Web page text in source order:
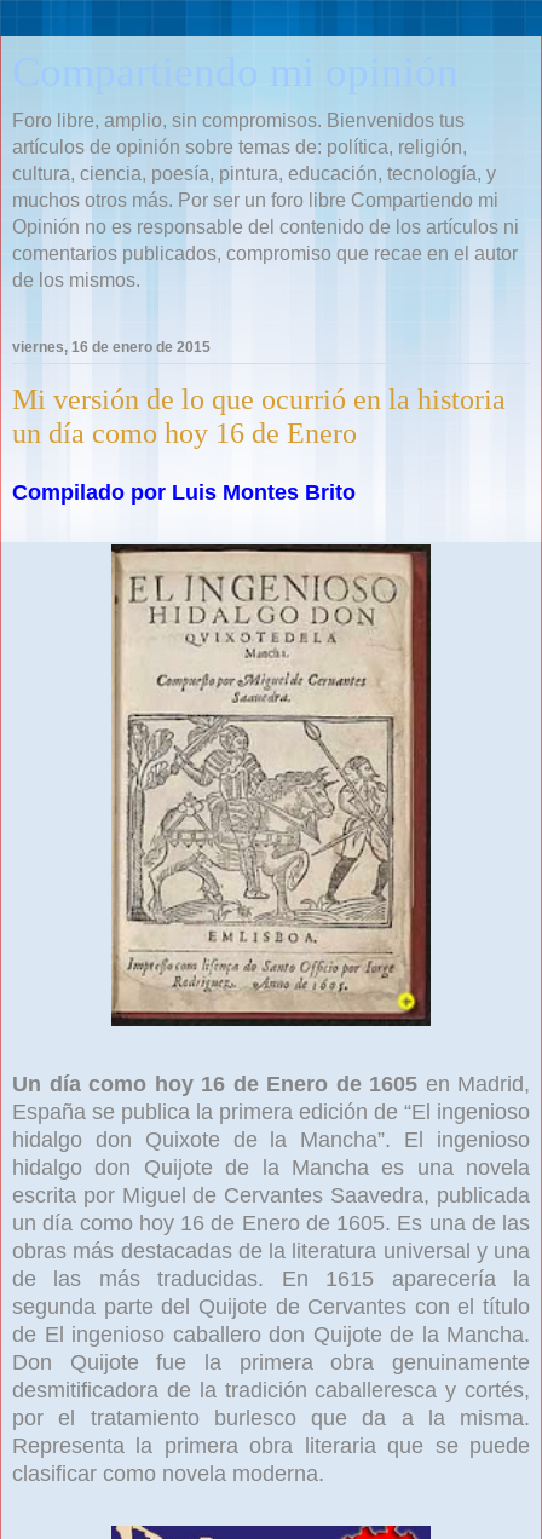
Compartiendo mi opinión
Foro libre, amplio, sin compromisos. Bienvenidos tus
artículos de opinión sobre temas de: política, religión,
cultura, ciencia, poesía, pintura, educación, tecnología, y
muchos otros más. Por ser un foro libre Compartiendo mi
Opinión no es responsable del contenido de los artículos ni
comentarios publicados, compromiso que recae en el autor
de los mismos.
viernes, 16 de enero de 2015
Mi versión de lo que ocurrió en la historia
un día como hoy 16 de Enero
Compilado por Luis Montes Brito
Un día como hoy 16 de Enero de 1605 en Madrid,
España se publica la primera edición de “El ingenioso
hidalgo don Quixote de la Mancha”. El ingenioso
hidalgo don Quijote de la Mancha es una novela
escrita por Miguel de Cervantes Saavedra, publicada
un día como hoy 16 de Enero de 1605. Es una de las
obras más destacadas de la literatura universal y una
de las más traducidas. En 1615 aparecería la
segunda parte del Quijote de Cervantes con el título
de El ingenioso caballero don Quijote de la Mancha.
Don Quijote fue la primera obra genuinamente
desmitificadora de la tradición caballeresca y cortés,
por el tratamiento burlesco que da a la misma.
Representa la primera obra literaria que se puede
clasificar como novela moderna.